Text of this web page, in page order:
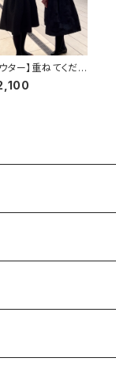
ウター】重ねてくださ
ールいっぱいジャ